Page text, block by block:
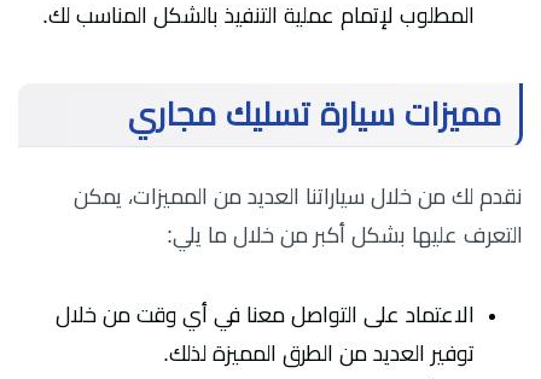
المطلوب لإتمام عملية التنفيذ بالشكل المناسب لك.
مميزات سيارة تسليك مجاري
نقدم لك من خلال سياراتنا العديد من المميزات، يمكن
التعرف عليها بشكل أكبر من خلال ما يلي:
الاعتماد على التواصل معنا في أي وقت من خلال
توفير العديد من الطرق المميزة لذلك.